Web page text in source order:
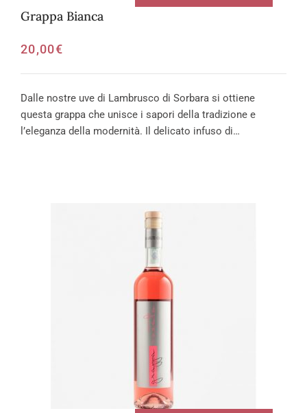
Grappa Bianca
20,00€
Dalle nostre uve di Lambrusco di Sorbara si ottiene
questa grappa che unisce i sapori della tradizione e
l’eleganza della modernità. Il delicato infuso di…